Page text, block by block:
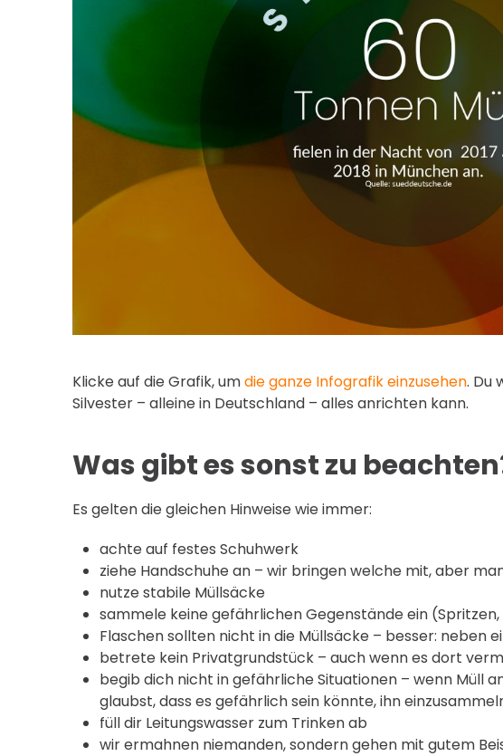
Klicke auf die Grafik, umdie ganze Infografik einzusehen. Du
Silvester – alleine in Deutschland – alles anrichten kann.
Was gibt es sonst zu
Es gelten die gleichen Hinweise wie immer:
achte auf festes Schuhwerk
ziehe Handschuhe an – wir bringen welche mit, aber
nutze stabile Müllsäcke
sammele keine gefährlichen Gegenstände ein
Flaschen sollten nicht in die Müllsäcke – besser: neben
betrete kein Privatgrundstück – auch wenn es dort
begib dich nicht in gefährliche Situationen – wenn Müll
glaubst, dass es gefährlich sein könnte, ihn
füll dir Leitungswasser zum Trinken ab
wir ermahnen niemanden, sondern gehen mit gutem